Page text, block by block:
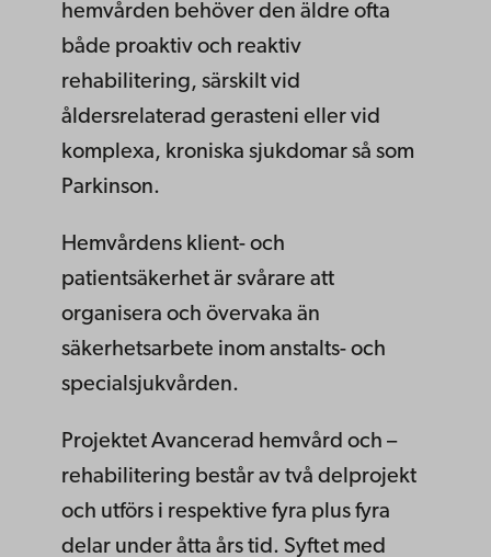
hemvården behöver den äldre ofta
både proaktiv och reaktiv
rehabilitering, särskilt vid
åldersrelaterad gerasteni eller vid
komplexa, kroniska sjukdomar så som
Parkinson.
Hemvårdens klient- och
patientsäkerhet är svårare att
organisera och övervaka än
säkerhetsarbete inom anstalts- och
specialsjukvården.
Projektet Avancerad hemvård och –
rehabilitering består av två delprojekt
och utförs i respektive fyra plus fyra
delar under åtta års tid. Syftet med